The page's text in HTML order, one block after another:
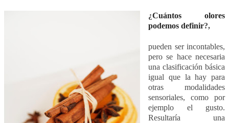
¿Cuántos olores
podemos definir?,
pueden ser incontables,
pero se hace necesaria
una clasificación básica
igual que la hay para
otras modalidades
sensoriales, como por
ejemplo el gusto.
Resultaría una